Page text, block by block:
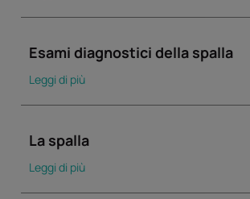
Esami diagnostici della spalla
Leggi di più
La spalla
Leggi di più